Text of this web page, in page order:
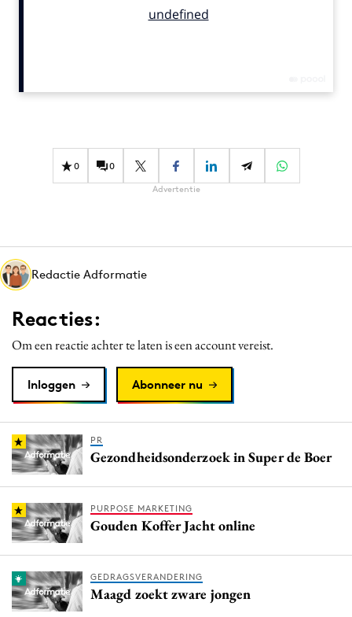
Data & Insights
Digital transformation
Interne communicatie
Martech
Media
Programmatic
Purpose Marketing
Reputatie & crisis
0 0
Advertentie
Redactie Adformatie
Reacties:
Om een reactie achter te laten is een account vereist.
Inloggen Abonneer nu
PR
Gezondheidsonderzoek in Super de Boer
PURPOSE MARKETING
Gouden Koffer Jacht online
GEDRAGSVERANDERING
Maagd zoekt zware jongen